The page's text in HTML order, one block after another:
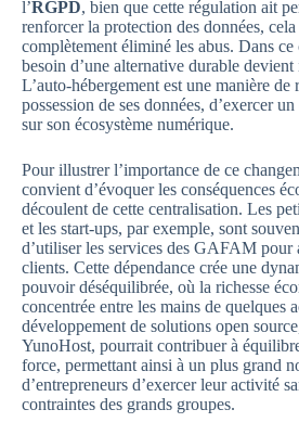
l’RGPD, bien que cette régulation ait
renforcer la protection des données, cela
complètement éliminé les abus. Dans ce
besoin d’une alternative durable
L’auto-hébergement est une manière de
possession de ses données, d’exercer
sur son écosystème numérique.
Pour illustrer l’importance de ce
convient d’évoquer les conséquences
découlent de cette centralisation. Les
et les start-ups, par exemple, sont
d’utiliser les services des GAFAM pour
clients. Cette dépendance crée une
pouvoir déséquilibrée, où la richesse
concentrée entre les mains de quelques
développement de solutions open
YunoHost, pourrait contribuer à
force, permettant ainsi à un plus grand
d’entrepreneurs d’exercer leur activité
contraintes des grands groupes.